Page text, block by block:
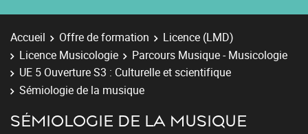
Accueil Offre de formation
Licence (LMD)
Licence Musicologie
Parcours Musique - Musicologie
UE 5 Ouverture S3 : Culturelle et scientifique
Sémiologie de la musique
SÉMIOLOGIE DE LA MUSIQUE